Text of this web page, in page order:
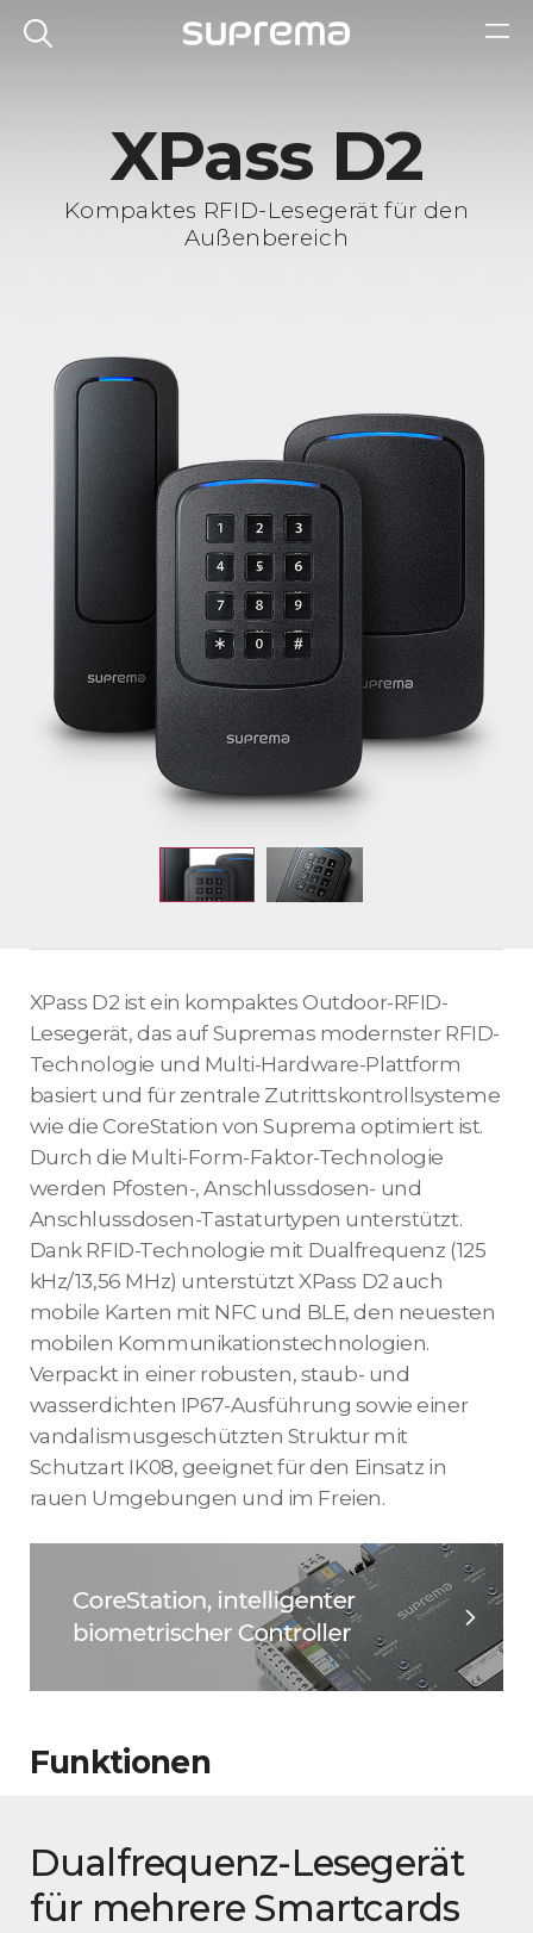
XPass D2
Kompaktes RFID-Lesegerät für den
Außenbereich
XPass D2 ist ein kompaktes Outdoor-RFID-
Lesegerät, das auf Supremas modernster RFID-
Technologie und Multi-Hardware-Plattform
basiert und für zentrale Zutrittskontrollsysteme
wie die CoreStation von Suprema optimiert ist.
Durch die Multi-Form-Faktor-Technologie
werden Pfosten-, Anschlussdosen- und
Anschlussdosen-Tastaturtypen unterstützt.
Dank RFID-Technologie mit Dualfrequenz (125
kHz/13,56 MHz) unterstützt XPass D2 auch
mobile Karten mit NFC und BLE, den neuesten
mobilen Kommunikationstechnologien.
Verpackt in einer robusten, staub- und
wasserdichten IP67-Ausführung sowie einer
vandalismusgeschützten Struktur mit
Schutzart IK08, geeignet für den Einsatz in
rauen Umgebungen und im Freien.
Funktionen
Dualfrequenz-Lesegerät
für mehrere Smartcards